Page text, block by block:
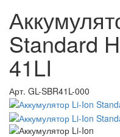
Standard
41LI
Арт. GL-SBR41L-000